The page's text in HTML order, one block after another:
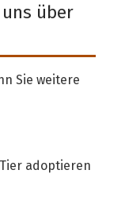
uns über
Sie weitere
adoptieren